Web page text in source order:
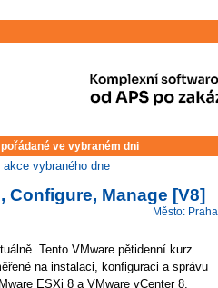
ve vybraném dni
akce vybraného dne
Configure, Manage [V8]
Město: Praha
Tento VMware pětidenní kurz
na instalaci, konfiguraci a správu
ESXi 8 a VMware vCenter 8.